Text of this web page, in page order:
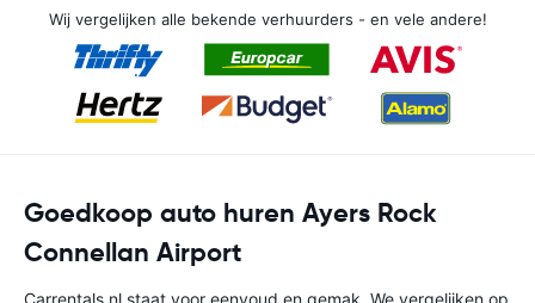
Wij vergelijken alle bekende verhuurders - en vele andere!
Goedkoop auto huren Ayers Rock
Connellan Airport
Carrentals.nl staat voor eenvoud en gemak. We vergelijken op